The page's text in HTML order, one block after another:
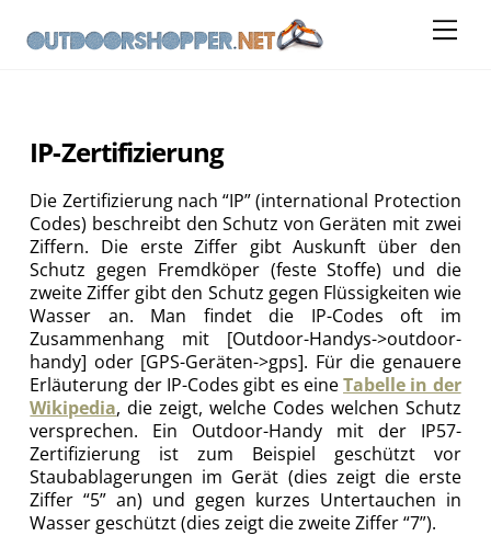
content
IP-Zertifizierung
Die Zertifizierung nach “IP” (international Protection
Codes) beschreibt den Schutz von Geräten mit zwei
Ziffern. Die erste Ziffer gibt Auskunft über den
Schutz gegen Fremdköper (feste Stoffe) und die
zweite Ziffer gibt den Schutz gegen Flüssigkeiten wie
Wasser an. Man findet die IP-Codes oft im
Zusammenhang mit [Outdoor-Handys->outdoor-
handy] oder [GPS-Geräten->gps]. Für die genauere
Erläuterung der IP-Codes gibt es eineTabelle in der
Wikipedia, die zeigt, welche Codes welchen Schutz
versprechen. Ein Outdoor-Handy mit der IP57-
Zertifizierung ist zum Beispiel geschützt vor
Staubablagerungen im Gerät (dies zeigt die erste
Ziffer “5” an) und gegen kurzes Untertauchen in
Wasser geschützt (dies zeigt die zweite Ziffer “7”).